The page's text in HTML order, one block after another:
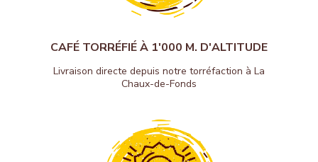
CAFÉ TORRÉFIÉ À 1'000 M. D'ALTITUDE
Livraison directe depuis notre torréfaction à La
Chaux-de-Fonds